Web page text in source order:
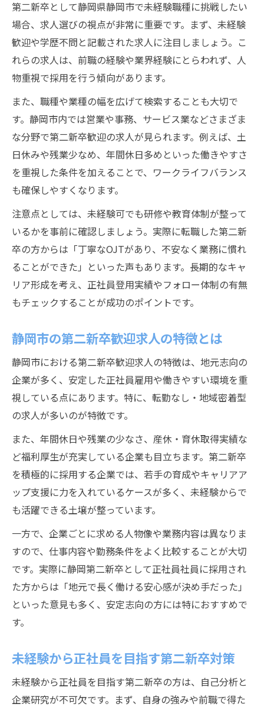
第二新卒が静岡市で評価されるポイント
働きやすさ重視の第二新卒求人事情
安定志向なら静岡第二新卒転職を
第二新卒求人で安定を得る転職戦略
静岡で第二新卒が長く働くための条件
正社員転職を目指す第二新卒の考え方
静岡市の安定企業を見極める第二新卒法
第二新卒求人で重視すべき安定ポイント
ワークライフ重視の求人選び方徹底解説
第二新卒が実践するワークライフ充実術
残業が少ない第二新卒求人の探し方
第二新卒向け求人で休日制度に注目する
柔軟な働き方が叶う第二新卒求人とは
正社員転職成功へ導く実践ポイント
第二新卒が静岡市で正社員を目指す方法
面接でアピールする第二新卒ならではの強
み
正社員採用に繋げる第二新卒のコツ
静岡市の正社員求人で失敗しない対策
第二新卒が静岡市で活躍できる環境とは
第二新卒が成長できる静岡市の職場特徴
静岡市の第二新卒歓迎企業の魅力を解説
キャリアアップを目指す第二新卒の選択肢
第二新卒が仕事で活躍するための環境条件
第二新卒として静岡県静岡市で未経験職種に挑戦したい
場合、求人選びの視点が非常に重要です。まず、未経験
歓迎や学歴不問と記載された求人に注目しましょう。こ
れらの求人は、前職の経験や業界経験にとらわれず、人
物重視で採用を行う傾向があります。
また、職種や業種の幅を広げて検索することも大切で
す。静岡市内では営業や事務、サービス業などさまざま
な分野で第二新卒歓迎の求人が見られます。例えば、土
日休みや残業少なめ、年間休日多めといった働きやすさ
を重視した条件を加えることで、ワークライフバランス
も確保しやすくなります。
注意点としては、未経験可でも研修や教育体制が整って
いるかを事前に確認しましょう。実際に転職した第二新
卒の方からは「丁寧なOJTがあり、不安なく業務に慣れ
ることができた」といった声もあります。長期的なキャ
リア形成を考え、正社員登用実績やフォロー体制の有無
もチェックすることが成功のポイントです。
静岡市の第二新卒歓迎求人の特徴とは
静岡市における第二新卒歓迎求人の特徴は、地元志向の
企業が多く、安定した正社員雇用や働きやすい環境を重
視している点にあります。特に、転勤なし・地域密着型
の求人が多いのが特徴です。
また、年間休日や残業の少なさ、産休・育休取得実績な
ど福利厚生が充実している企業も目立ちます。第二新卒
を積極的に採用する企業では、若手の育成やキャリアア
ップ支援に力を入れているケースが多く、未経験からで
も活躍できる土壌が整っています。
一方で、企業ごとに求める人物像や業務内容は異なりま
すので、仕事内容や勤務条件をよく比較することが大切
です。実際に静岡第二新卒として正社員社員に採用され
た方からは「地元で長く働ける安心感が決め手だった」
といった意見も多く、安定志向の方には特におすすめで
す。
未経験から正社員を目指す第二新卒対策
未経験から正社員を目指す第二新卒の方は、自己分析と
企業研究が不可欠です。まず、自身の強みや前職で得た